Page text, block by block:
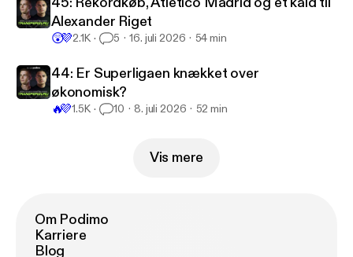
Alexander Riget
😲💜2.1K 5 16. juli 2026 54 min
44: Er Superligaen knækket over
økonomisk?
🔥💜1.5K 10 8. juli 2026 52 min
Vis mere
Om Podimo
Karriere
Blog